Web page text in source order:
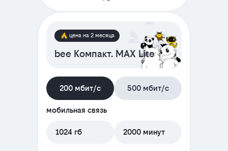
цена на 2 месяца
bee Компакт. MAX Lite
200 мбит/с 500 мбит/с
мобильная связь
1024 гб 2000 минут